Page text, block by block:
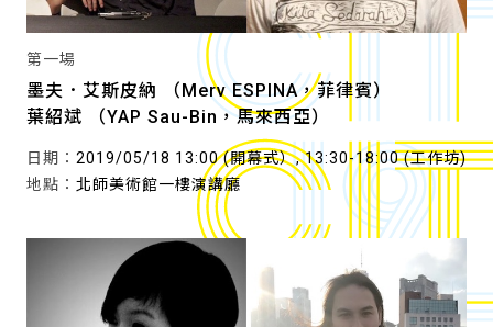
第一場
墨夫．艾斯皮納 （Merv ESPINA，菲律賓）
葉紹斌 （YAP Sau-Bin，馬來西亞）
日期： 2019/05/18 13:00 (開幕式）, 13:30-18:00 (工作坊)
地點： 北師美術館一樓演講廳